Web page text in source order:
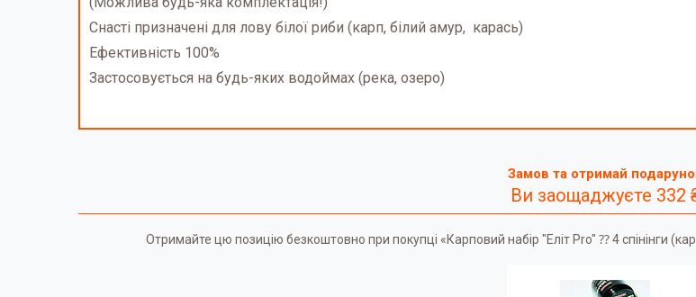
Снасті призначені для лову білої риби (карп, білий амур, карась)
Ефективність 100%
Застосовується на будь-яких водоймах (река, озеро)
Замов та отримай
Ви заощаджуєте 332
Отримайте цю позицію безкоштовно при покупці «Карповий набір "Еліт Pro" ⁇ 4 спінінги